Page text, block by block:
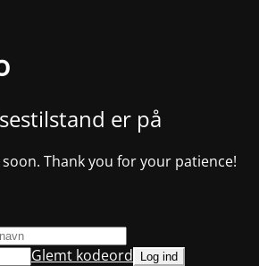
er på
Thank you for your patience!
Glemt kodeord